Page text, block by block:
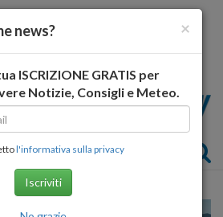
×
news?
ISCRIZIONE GRATIS per
Notizie, Consigli e Meteo.
l'informativa sulla privacy
Iscriviti